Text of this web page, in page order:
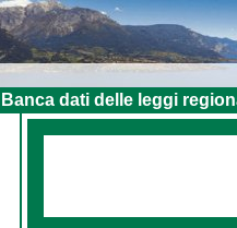
Banca dati delle leggi